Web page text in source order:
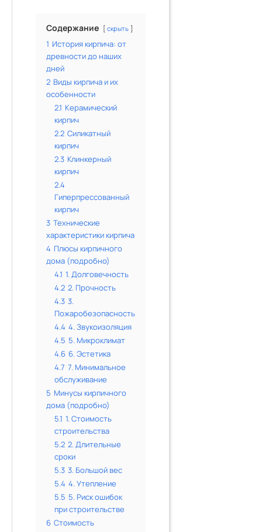
Содержание скрыть
1 История кирпича: от
древности до наших
дней
2 Виды кирпича и их
особенности
2.1 Керамический
кирпич
2.2 Силикатный
кирпич
2.3 Клинкерный
кирпич
2.4
Гиперпрессованный
кирпич
3 Технические
характеристики кирпича
4 Плюсы кирпичного
дома (подробно)
4.1 1. Долговечность
4.2 2. Прочность
4.3 3.
Пожаробезопасность
4.4 4. Звукоизоляция
4.5 5. Микроклимат
4.6 6. Эстетика
4.7 7. Минимальное
обслуживание
5 Минусы кирпичного
дома (подробно)
5.1 1. Стоимость
строительства
5.2 2. Длительные
сроки
5.3 3. Большой вес
5.4 4. Утепление
5.5 5. Риск ошибок
при строительстве
6 Стоимость